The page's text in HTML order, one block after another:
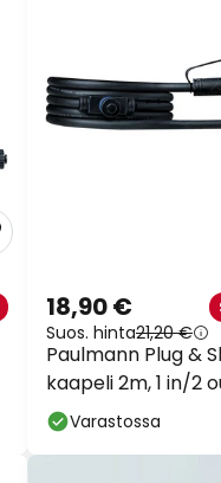
Paulmann Plug &
kaapeli 2m, 1 in/2
18,90 €
Suos. hinta21,20 €
Varastossa